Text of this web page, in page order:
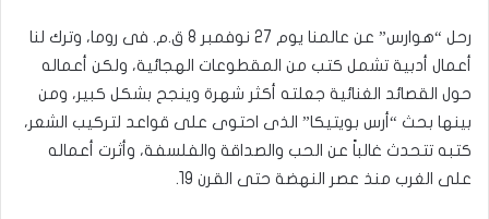
رحل “هوارس” عن عالمنا يوم 27 نوفمبر 8 ق.م. فى روما، وترك لنا
أعمال أدبية تشمل كتب من المقطوعات الهجائية، ولكن أعماله
حول القصائد الغنائية جعلته أكثر شهرة وينجح بشكل كبير، ومن
بينها بحث “أرس بويتيكا” الذى احتوى على قواعد لتركيب الشعر،
كتبه تتحدث غالباً عن الحب والصداقة والفلسفة، وأثرت أعماله
على الغرب منذ عصر النهضة حتى القرن 19.